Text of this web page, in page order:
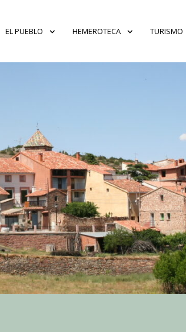
EL PUEBLO HEMEROTECA TURISMO